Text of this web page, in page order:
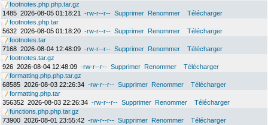
footnotes.php.php.tar.gz
1485 2026-08-05 01:18:21 -rw-r--r-- Supprimer Renommer
Télécharger
footnotes.php.tar
5632 2026-08-05 01:18:20 -rw-r--r-- Supprimer Renommer
Télécharger
footnotes.tar
7168 2026-08-04 12:48:09 -rw-r--r-- Supprimer Renommer
Télécharger
footnotes.tar.gz
926 2026-08-04 12:48:09 -rw-r--r-- Supprimer Renommer
Télécharger
formatting.php.php.tar.gz
68585 2026-08-03 22:26:34 -rw-r--r-- Supprimer Renommer
Télécharger
formatting.php.tar
356352 2026-08-03 22:26:34 -rw-r--r-- Supprimer Renommer
Télécharger
functions.php.php.tar.gz
73900 2026-08-01 23:55:42 -rw-r--r-- Supprimer Renommer
Télécharger